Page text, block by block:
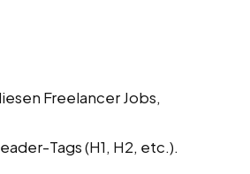
Freelancer Jobs,
Tags (H1, H2, etc.).